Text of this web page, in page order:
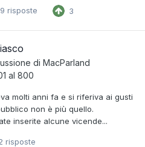
risposte 3
di MacParland
al 800
molti anni fa e si riferiva ai gusti
non è più quello.
inserite alcune vicende...
risposte